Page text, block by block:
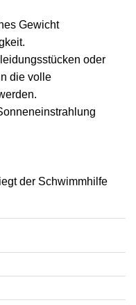
Gewicht
oder
die volle
der Schwimmhilfe